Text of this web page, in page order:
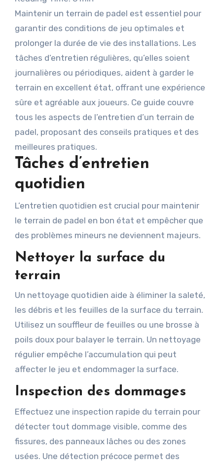
Maintenir un terrain de padel est essentiel pour
garantir des conditions de jeu optimales et
prolonger la durée de vie des installations. Les
tâches d’entretien régulières, qu’elles soient
journalières ou périodiques, aident à garder le
terrain en excellent état, offrant une expérience
sûre et agréable aux joueurs. Ce guide couvre
tous les aspects de l’entretien d’un terrain de
padel, proposant des conseils pratiques et des
meilleures pratiques.
Tâches d’entretien
quotidien
L’entretien quotidien est crucial pour maintenir
le terrain de padel en bon état et empêcher que
des problèmes mineurs ne deviennent majeurs.
Nettoyer la surface du
terrain
Un nettoyage quotidien aide à éliminer la saleté,
les débris et les feuilles de la surface du terrain.
Utilisez un souffleur de feuilles ou une brosse à
poils doux pour balayer le terrain. Un nettoyage
régulier empêche l’accumulation qui peut
affecter le jeu et endommager la surface.
Inspection des dommages
Effectuez une inspection rapide du terrain pour
détecter tout dommage visible, comme des
fissures, des panneaux lâches ou des zones
usées. Une détection précoce permet des